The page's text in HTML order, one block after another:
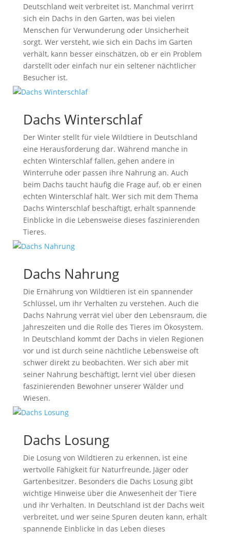
Deutschland weit verbreitet ist. Manchmal verirrt
sich ein Dachs in den Garten, was bei vielen
Menschen für Verwunderung oder Unsicherheit
sorgt. Wer versteht, wie sich ein Dachs im Garten
verhält, kann besser einschätzen, ob er ein Problem
darstellt oder einfach nur ein seltener nächtlicher
Besucher ist.
Dachs Winterschlaf
Der Winter stellt für viele Wildtiere in Deutschland
eine Herausforderung dar. Während manche in
echten Winterschlaf fallen, gehen andere in
Winterruhe oder passen ihre Nahrung an. Auch
beim Dachs taucht häufig die Frage auf, ob er einen
echten Winterschlaf hält. Wer sich mit dem Thema
Dachs Winterschlaf beschäftigt, erhält spannende
Einblicke in die Lebensweise dieses faszinierenden
Tieres.
Dachs Nahrung
Die Ernährung von Wildtieren ist ein spannender
Schlüssel, um ihr Verhalten zu verstehen. Auch die
Dachs Nahrung verrät viel über den Lebensraum, die
Jahreszeiten und die Rolle des Tieres im Ökosystem.
In Deutschland kommt der Dachs in vielen Regionen
vor und ist durch seine nächtliche Lebensweise oft
schwer direkt zu beobachten. Wer sich aber mit
seiner Nahrung beschäftigt, lernt viel über diesen
faszinierenden Bewohner unserer Wälder und
Wiesen.
Dachs Losung
Die Losung von Wildtieren zu erkennen, ist eine
wertvolle Fähigkeit für Naturfreunde, Jäger oder
Gartenbesitzer. Besonders die Dachs Losung gibt
wichtige Hinweise über die Anwesenheit der Tiere
und ihr Verhalten. In Deutschland ist der Dachs weit
verbreitet, und wer seine Spuren deuten kann, erhält
spannende Einblicke in das Leben dieses